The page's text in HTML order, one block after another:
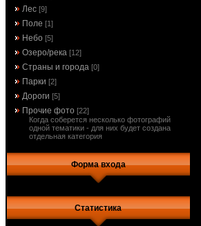
Лес [9]
Поле [1]
Небо [5]
Озеро/река [12]
Страны и города [0]
Парки [2]
Дороги [5]
Прочие фото [22]
Когда соберется несколько фотографий
одной тематики - для них будет создана
отдельная категория
Форма входа
Статистика